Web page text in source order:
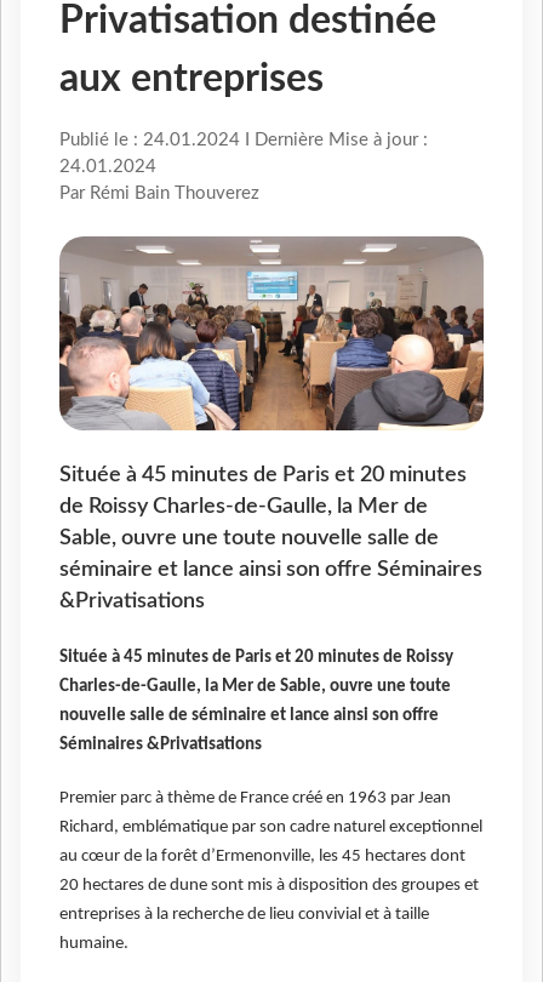
Privatisation destinée
aux entreprises
Publié le : 24.01.2024 I Dernière Mise à jour :
24.01.2024
Par Rémi Bain Thouverez
Située à 45 minutes de Paris et 20 minutes
de Roissy Charles-de-Gaulle, la Mer de
Sable, ouvre une toute nouvelle salle de
séminaire et lance ainsi son offre Séminaires
&Privatisations
Située à 45 minutes de Paris et 20 minutes de Roissy
Charles-de-Gaulle, la Mer de Sable, ouvre une toute
nouvelle salle de séminaire et lance ainsi son offre
Séminaires &Privatisations
Premier parc à thème de France créé en 1963 par Jean
Richard, emblématique par son cadre naturel exceptionnel
au cœur de la forêt d’Ermenonville, les 45 hectares dont
20 hectares de dune sont mis à disposition des groupes et
entreprises à la recherche de lieu convivial et à taille
humaine.